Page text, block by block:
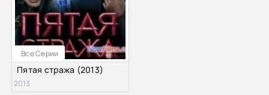
Все Серии
Пятая стража (2013)
2013